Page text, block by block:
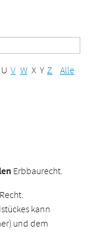
U V W X Y Z Alle
Erbbaurecht.
kann
und dem